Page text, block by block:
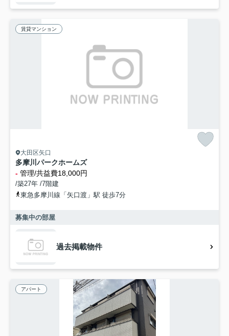
賃貸マンション
大田区矢口
多摩川パークホームズ
- 管理/共益費18,000円
/築27年 /7階建
東急多摩川線「矢口渡」駅 徒歩7分
募集中の部屋
過去掲載物件
アパート